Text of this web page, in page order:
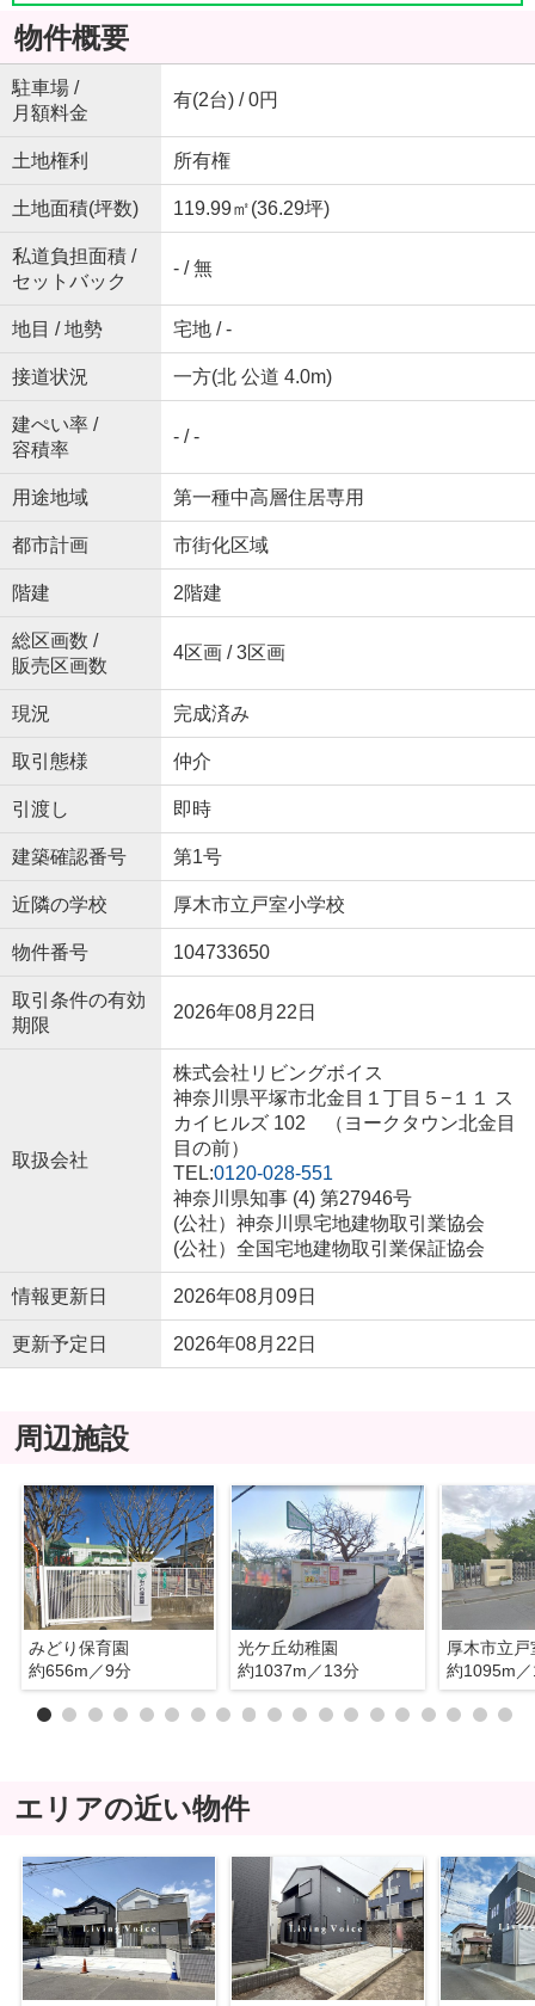
物件概要
駐車場 /
月額料金
有(2台) / 0円
土地権利 所有権
土地面積(坪数) 119.99㎡(36.29坪)
私道負担面積 /
セットバック
- / 無
地目 / 地勢 宅地 / -
接道状況 一方(北 公道 4.0m)
建ぺい率 /
容積率
- / -
用途地域 第一種中高層住居専用
都市計画 市街化区域
階建 2階建
総区画数 /
販売区画数
4区画 / 3区画
現況 完成済み
取引態様 仲介
引渡し 即時
建築確認番号 第1号
近隣の学校 厚木市立戸室小学校
物件番号 104733650
取引条件の有効
期限
2026年08月22日
取扱会社
株式会社リビングボイス
神奈川県平塚市北金目１丁目５−１１ ス
カイヒルズ 102 （ヨークタウン北金目
目の前）
TEL:0120-028-551
神奈川県知事 (4) 第27946号
(公社）神奈川県宅地建物取引業協会
(公社）全国宅地建物取引業保証協会
情報更新日 2026年08月09日
更新予定日 2026年08月22日
周辺施設
みどり保育園
約656m／9分
光ケ丘幼稚園
約1037m／13分
厚木市立
約1095m
エリアの近い物件